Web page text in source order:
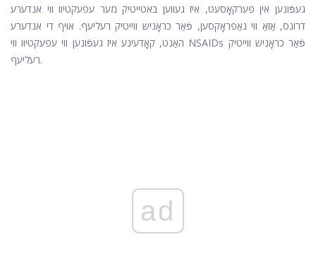
געפֿונען אין פּערקאָסעט, איז געווען באטייטיק מער עפעקטיוו ווי אנדערע
דרוגס, אַזאַ ווי נאַפּראָקסען, פֿאַר כראָניש ווייטיק רעליעף. אויף די אנדערע
האַנט, קאָדעינע איז געפֿונען ווי עפעקטיוו ווי NSAIDs פֿאַר כראָניש ווייטיק
רעליעף.
ad